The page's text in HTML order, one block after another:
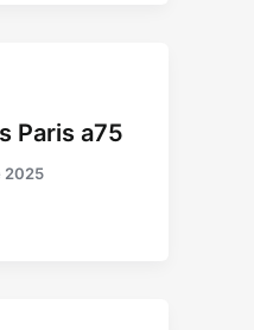
Paris a75
2025